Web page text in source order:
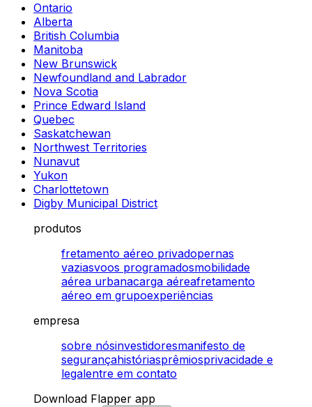
Ontario
Alberta
British Columbia
Manitoba
New Brunswick
Newfoundland and Labrador
Nova Scotia
Prince Edward Island
Quebec
Saskatchewan
Northwest Territories
Nunavut
Yukon
Charlottetown
Digby Municipal District
produtos
fretamento aéreo privadopernas
vaziasvoos programadosmobilidade
aérea urbanacarga aéreafretamento
aéreo em grupoexperiências
empresa
sobre nósinvestidoresmanifesto de
segurançahistóriasprêmiosprivacidade e
legalentre em contato
Download Flapper app